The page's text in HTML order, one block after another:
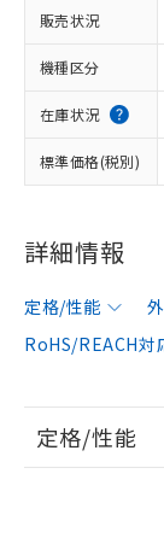
販売状況
機種区分
在庫状況
標準価格(税別)
詳細情報
定格/性能
RoHS/REACH対
定格/性能